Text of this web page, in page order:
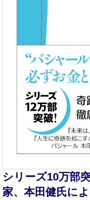
シリーズ10万部
家、本田健氏に